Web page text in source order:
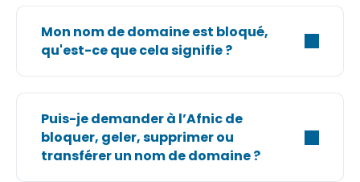
Mon nom de domaine est bloqué,
qu'est-ce que cela signifie ?
Puis-je demander à l’Afnic de
bloquer, geler, supprimer ou
transférer un nom de domaine ?